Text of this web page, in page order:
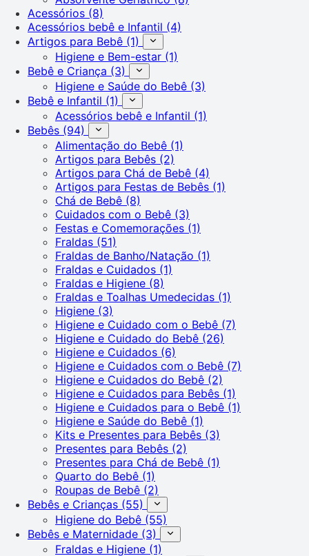
Acessórios (8)
Acessórios bebê e Infantil (4)
Artigos para Bebê (1)
Higiene e Bem-estar (1)
Bebê e Criança (3)
Higiene e Saúde do Bebê (3)
Bebê e Infantil (1)
Acessórios bebê e Infantil (1)
Bebês (94)
Alimentação do Bebê (1)
Artigos para Bebês (2)
Artigos para Chá de Bebê (4)
Artigos para Festas de Bebês (1)
Chá de Bebê (8)
Cuidados com o Bebê (3)
Festas e Comemorações (1)
Fraldas (51)
Fraldas de Banho/Natação (1)
Fraldas e Cuidados (1)
Fraldas e Higiene (8)
Fraldas e Toalhas Umedecidas (1)
Higiene (3)
Higiene e Cuidado com o Bebê (7)
Higiene e Cuidado do Bebê (26)
Higiene e Cuidados (6)
Higiene e Cuidados com o Bebê (7)
Higiene e Cuidados do Bebê (2)
Higiene e Cuidados para Bebês (1)
Higiene e Cuidados para o Bebê (1)
Higiene e Saúde do Bebê (1)
Kits e Presentes para Bebês (3)
Presentes para Bebês (2)
Presentes para Chá de Bebê (1)
Quarto do Bebê (1)
Roupas de Bebê (2)
Bebês e Crianças (55)
Higiene do Bebê (55)
Bebês e Maternidade (3)
Fraldas e Higiene (1)